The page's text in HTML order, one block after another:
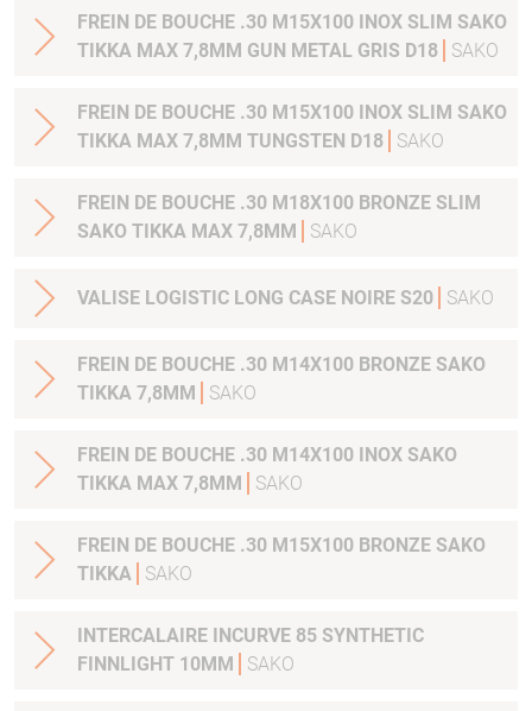
FREIN DE BOUCHE .30 M15X100 INOX SLIM SAKO
TIKKA MAX 7,8MM GUN METAL GRIS D18
SAKO
FREIN DE BOUCHE .30 M15X100 INOX SLIM SAKO
TIKKA MAX 7,8MM TUNGSTEN D18
SAKO
FREIN DE BOUCHE .30 M18X100 BRONZE SLIM
SAKO TIKKA MAX 7,8MM
SAKO
VALISE LOGISTIC LONG CASE NOIRE S20 SAKO
FREIN DE BOUCHE .30 M14X100 BRONZE SAKO
TIKKA 7,8MM
SAKO
FREIN DE BOUCHE .30 M14X100 INOX SAKO
TIKKA MAX 7,8MM
SAKO
FREIN DE BOUCHE .30 M15X100 BRONZE SAKO
TIKKA
SAKO
INTERCALAIRE INCURVE 85 SYNTHETIC
FINNLIGHT 10MM
SAKO